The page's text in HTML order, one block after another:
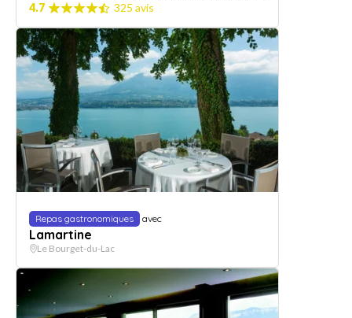
4.7
325 avis
Repas gastronomiques avec
Lamartine
Le Bourget-du-Lac